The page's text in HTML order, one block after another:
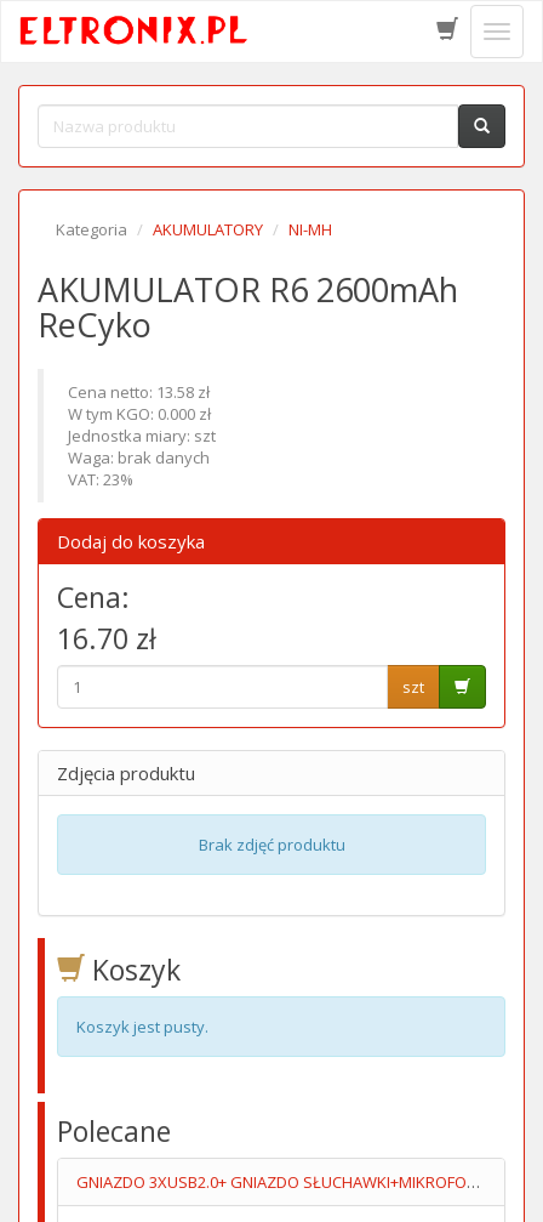
menu
Kategoria AKUMULATORY NI-MH
AKUMULATOR R6 2600mAh
ReCyko
Cena netto: 13.58 zł
W tym KGO: 0.000 zł
Jednostka miary: szt
Waga: brak danych
VAT: 23%
Dodaj do koszyka
Cena:
16.70 zł
szt
Zdjęcia produktu
Brak zdjęć produktu
Koszyk
Koszyk jest pusty.
Polecane
GNIAZDO 3XUSB2.0+ GNIAZDO SŁUCHAWKI+MIKROFOPN 1.5M